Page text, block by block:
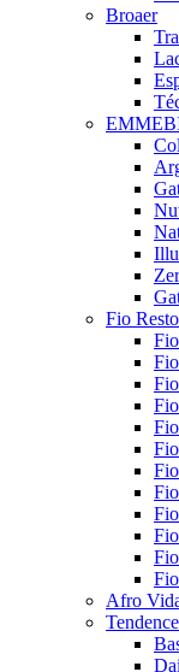
Broaer
Fio
Afro
Tendence